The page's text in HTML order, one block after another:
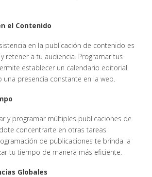
el Contenido
en la publicación de contenido es
retener a tu audiencia. Programar tus
establecer un calendario editorial
una presencia constante en la web.
y programar múltiples publicaciones de
concentrarte en otras tareas
de publicaciones te brinda la
tu tiempo de manera más eficiente.
Globales